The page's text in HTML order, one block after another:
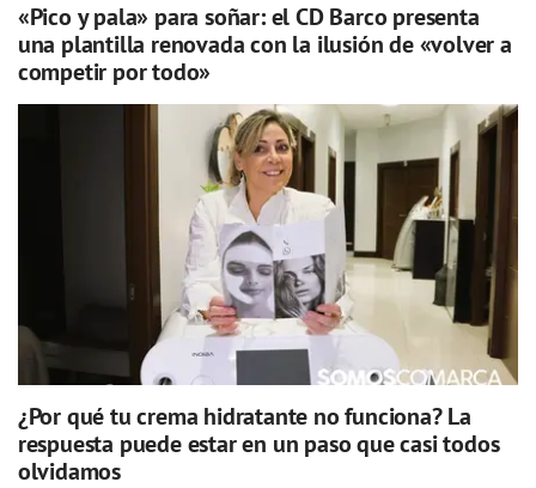
«Pico y pala» para soñar: el CD Barco presenta
una plantilla renovada con la ilusión de «volver a
competir por todo»
¿Por qué tu crema hidratante no funciona? La
respuesta puede estar en un paso que casi todos
olvidamos